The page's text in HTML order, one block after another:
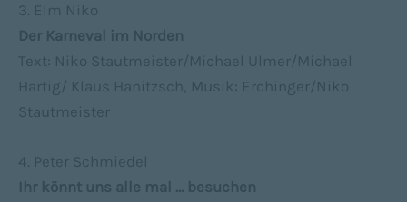
3. Elm Niko
Der Karneval im Norden
Text: Niko Stautmeister/Michael Ulmer/Michael
Hartig/ Klaus Hanitzsch, Musik: Erchinger/Niko
Stautmeister
4. Peter Schmiedel
Ihr könnt uns alle mal … besuchen